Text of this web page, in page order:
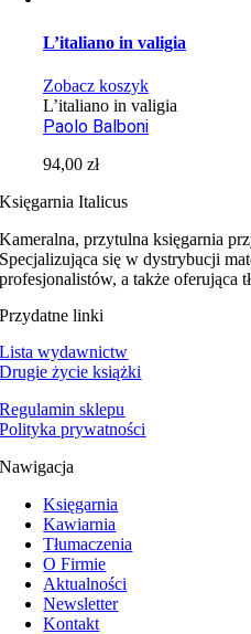
L’italiano in valigia
Zobacz koszyk
L’italiano in valigia
Paolo Balboni
94,00zł
Księgarnia Italicus
Kameralna, przytulna księgarnia
Specjalizująca się w dystrybucji
profesjonalistów, a także oferująca
Przydatne linki
Lista wydawnictw
Drugie życie książki
Regulamin sklepu
Polityka prywatności
Nawigacja
Księgarnia
Kawiarnia
Tłumaczenia
O Firmie
Aktualności
Newsletter
Kontakt